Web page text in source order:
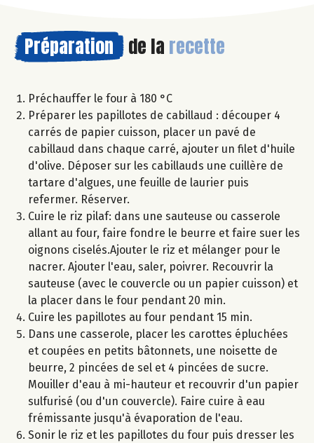
Préparation de la recette
Préchauffer le four à 180 °C
Préparer les papillotes de cabillaud : découper 4
carrés de papier cuisson, placer un pavé de
cabillaud dans chaque carré, ajouter un filet d'huile
d'olive. Déposer sur les cabillauds une cuillère de
tartare d'algues, une feuille de laurier puis
refermer. Réserver.
Cuire le riz pilaf: dans une sauteuse ou casserole
allant au four, faire fondre le beurre et faire suer les
oignons ciselés.Ajouter le riz et mélanger pour le
nacrer. Ajouter l'eau, saler, poivrer. Recouvrir la
sauteuse (avec le couvercle ou un papier cuisson) et
la placer dans le four pendant 20 min.
Cuire les papillotes au four pendant 15 min.
Dans une casserole, placer les carottes épluchées
et coupées en petits bâtonnets, une noisette de
beurre, 2 pincées de sel et 4 pincées de sucre.
Mouiller d'eau à mi-hauteur et recouvrir d'un papier
sulfurisé (ou d'un couvercle). Faire cuire à eau
frémissante jusqu'à évaporation de l'eau.
Sonir le riz et les papillotes du four puis dresser les